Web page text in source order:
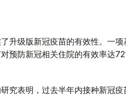
升级版新冠疫苗的有效性。一
预防新冠相关住院的有效率达
究表明，过去半年内接种新冠疫